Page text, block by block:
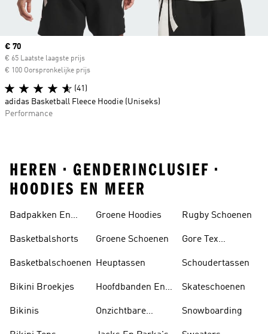
Current price
€ 70
€ 65 Laatste laagste prijs
€ 100 Oorspronkelijke prijs
(41)
adidas Basketball Fleece Hoodie (Uniseks)
Performance
HEREN • GENDERINCLUSIEF •
HOODIES EN MEER
Badpakken En
Basketbalshorts
Basketbalschoenen
Bikini Broekjes
Bikinis
Groene Hoodies
Groene Schoenen
Heuptassen
Hoofdbanden En
Onzichtbare
Rugby Schoenen
Gore Tex
Schoudertassen
Skateschoenen
Snowboarding